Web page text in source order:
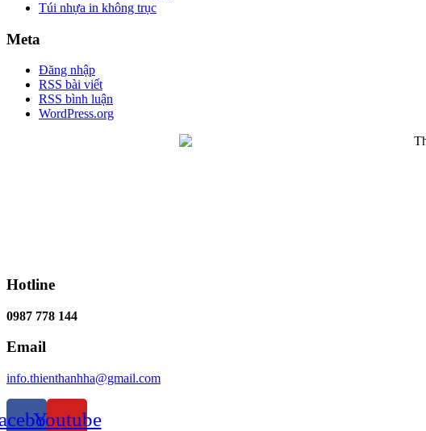
Túi nhựa in không trục
Meta
Đăng nhập
RSS bài viết
RSS bình luận
WordPress.org
Hotline
0987 778 144
Email
info.thienthanhha@gmail.com
Youtube